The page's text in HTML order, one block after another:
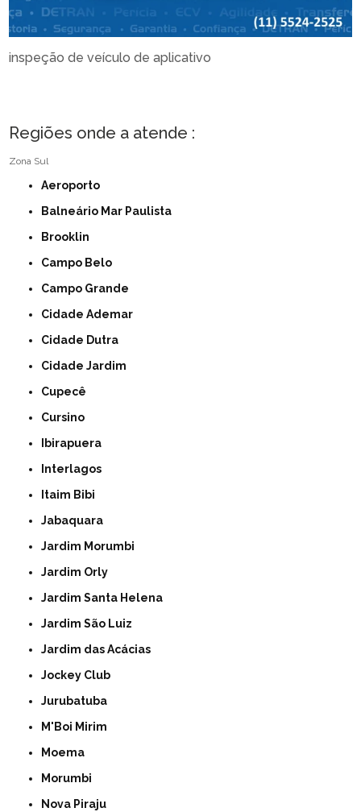
inspeção de veículo de aplicativo
Regiões onde a atende :
Zona Sul
Aeroporto
Balneário Mar Paulista
Brooklin
Campo Belo
Campo Grande
Cidade Ademar
Cidade Dutra
Cidade Jardim
Cupecê
Cursino
Ibirapuera
Interlagos
Itaim Bibi
Jabaquara
Jardim Morumbi
Jardim Orly
Jardim Santa Helena
Jardim São Luiz
Jardim das Acácias
Jockey Club
Jurubatuba
M'Boi Mirim
Moema
Morumbi
Nova Piraju